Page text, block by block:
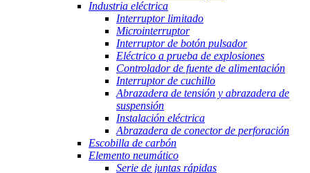
Industria eléctrica
Interruptor limitado
Microinterruptor
Interruptor de botón pulsador
Eléctrico a prueba de explosiones
Controlador de fuente de alimentación
Interruptor de cuchillo
Abrazadera de tensión y abrazadera de
suspensión
Instalación eléctrica
Abrazadera de conector de perforación
Escobilla de carbón
Elemento neumático
Serie de juntas rápidas